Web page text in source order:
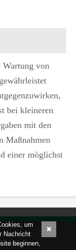
Wartung von
bei kleineren
mit den
Maßnahmen
einer möglichst
um
Nachricht
beginnen,